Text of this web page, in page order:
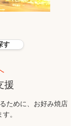
す
援
ために、お好み焼店
。